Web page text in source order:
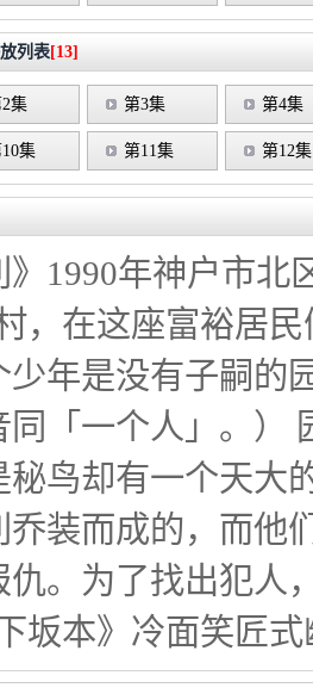
列表[13]
集 第3集 第4集
集 第11集 第12集
》1990年神户市
，在这座富裕居
少年是没有子嗣的
同「一个人」。）
秘鸟却有一个天
乔装而成的，而他
仇。为了找出犯人
坂本》冷面笑匠